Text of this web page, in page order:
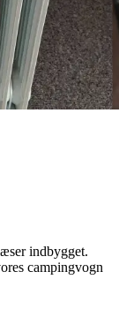
indbygget.
campingvogn